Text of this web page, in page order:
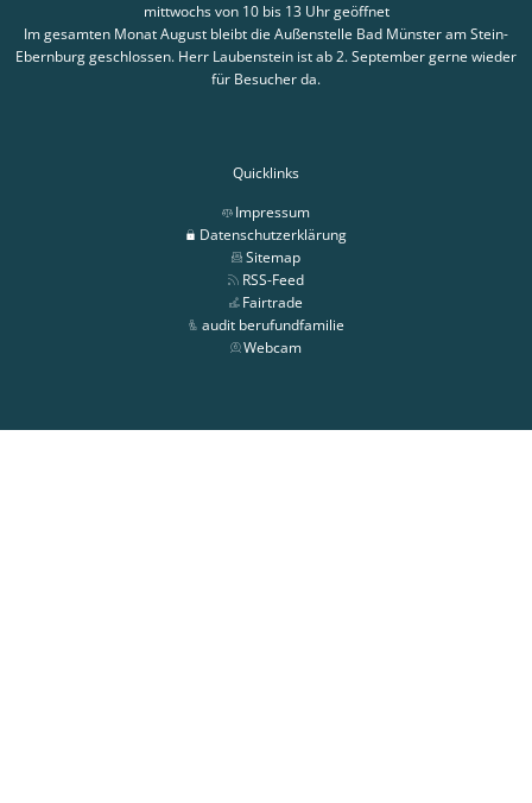
mittwochs von 10 bis 13 Uhr geöffnet
Im gesamten Monat August bleibt die Außenstelle Bad Münster am Stein-
Ebernburg geschlossen. Herr Laubenstein ist ab 2. September gerne wieder
für Besucher da.
Quicklinks
Impressum
Datenschutzerklärung
Sitemap
RSS-Feed
Fairtrade
audit berufundfamilie
Webcam